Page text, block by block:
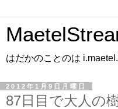
はだかのことのは
2012年1月9日月曜日
87日目で大人の